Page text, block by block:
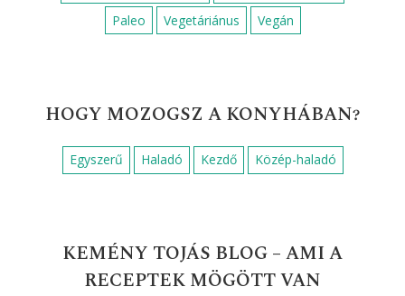
Paleo
Vegetáriánus Vegán
HOGY MOZOGSZ A KONYHÁBAN?
Egyszerű Haladó Kezdő Közép-haladó
KEMÉNY TOJÁS BLOG – AMI A
RECEPTEK MÖGÖTT VAN